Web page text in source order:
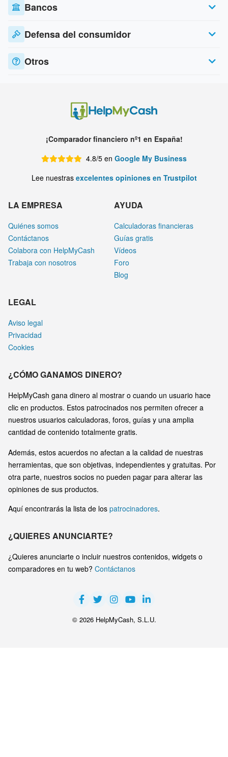
Bancos
Defensa del consumidor
Otros
¡Comparador financiero nº1 en España!
4.8/5 en Google My Business
Lee nuestras excelentes opiniones en Trustpilot
LA EMPRESA
Quiénes somos
Contáctanos
Colabora con HelpMyCash
Trabaja con nosotros
AYUDA
Calculadoras financieras
Guías gratis
Vídeos
Foro
Blog
LEGAL
Aviso legal
Privacidad
Cookies
¿CÓMO GANAMOS DINERO?
HelpMyCash gana dinero al mostrar o cuando un usuario hace
clic en productos. Estos patrocinados nos permiten ofrecer a
nuestros usuarios calculadoras, foros, guías y una amplia
cantidad de contenido totalmente gratis.
Además, estos acuerdos no afectan a la calidad de nuestras
herramientas, que son objetivas, independientes y gratuitas. Por
otra parte, nuestros socios no pueden pagar para alterar las
opiniones de sus productos.
Aquí encontrarás la lista de los patrocinadores.
¿QUIERES ANUNCIARTE?
¿Quieres anunciarte o incluir nuestros contenidos, widgets o
comparadores en tu web? Contáctanos
© 2026 HelpMyCash, S.L.U.